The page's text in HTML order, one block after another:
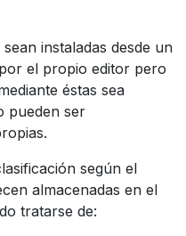
instaladas desde un
el propio editor pero
éstas sea
pueden ser
según el
almacenadas en el
tratarse de: